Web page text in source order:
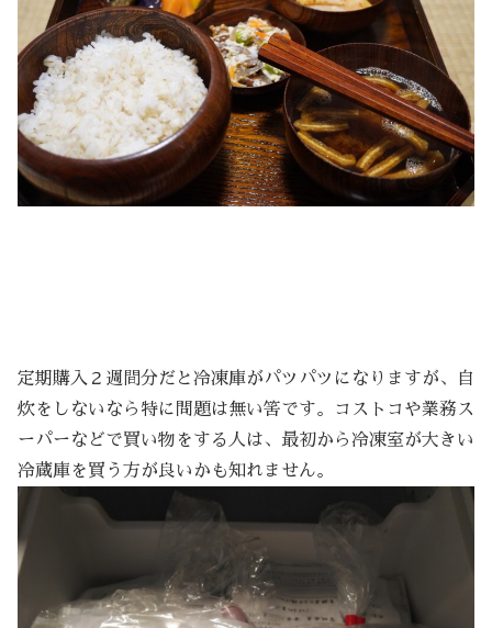
定期購入２週間分だと冷凍庫がパツパツになりますが、自
炊をしないなら特に問題は無い筈です。コストコや業務ス
ーパーなどで買い物をする人は、最初から冷凍室が大きい
冷蔵庫を買う方が良いかも知れません。